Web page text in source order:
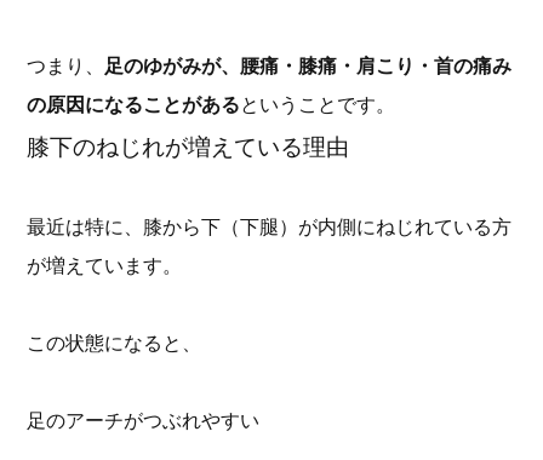
つまり、 足のゆがみが、腰痛・膝痛・肩こり・首の痛み
の原因になることがあるということです。
膝下のねじれが増えている理由
最近は特に、膝から下（下腿）が内側にねじれている方
が増えています。
この状態になると、
足のアーチがつぶれやすい